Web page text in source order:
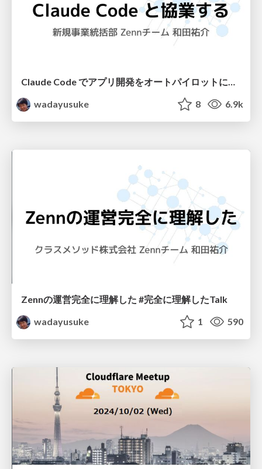
wadayusuke
8 6.9k
Zennの運営完全に理解した #完全に理解したTalk
wadayusuke
1 590